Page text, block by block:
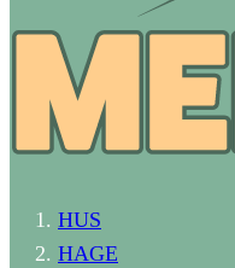
HUS
HAGE